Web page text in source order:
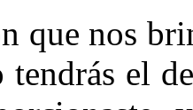
que nos
tendrás el